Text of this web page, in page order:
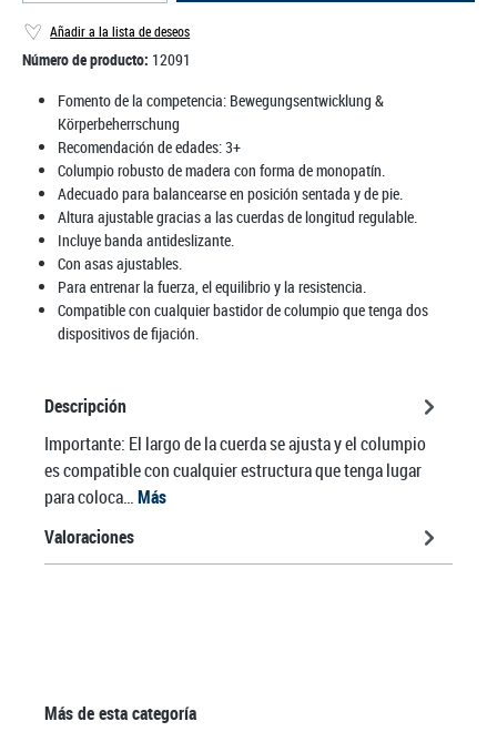
Añadir a la lista de deseos
Número de producto: 12091
Fomento de la competencia: Bewegungsentwicklung &
Körperbeherrschung
Recomendación de edades:3+
Columpio robusto de madera con forma de monopatín.
Adecuado para balancearse en posición sentada y de pie.
Altura ajustable gracias a las cuerdas de longitud regulable.
Incluye banda antideslizante.
Con asas ajustables.
Para entrenar la fuerza, el equilibrio y la resistencia.
Compatible con cualquier bastidor de columpio que tenga dos
dispositivos de fijación.
Descripción
Importante: El largo de la cuerda se ajusta y el columpio
es compatible con cualquier estructura que tenga lugar
para coloca…Más
Valoraciones
Omitir la galería de productos
Más de esta categoría